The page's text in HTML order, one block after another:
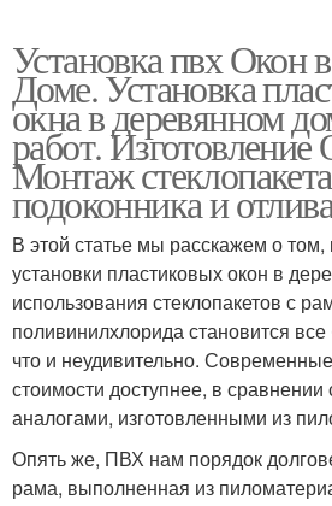
Установка пвх Окон
Доме. Установка
окна в деревянном
работ. Изготовление
Монтаж
подоконника и отлива
В этой статье мы расскажем о том,
установки пластиковых окон в
использования стеклопакетов с
поливинилхлорида становится
что и неудивительно.
стоимости доступнее, в
аналогами, изготовленными из
Опять же, ПВХ нам порядок
рама, выполненная из